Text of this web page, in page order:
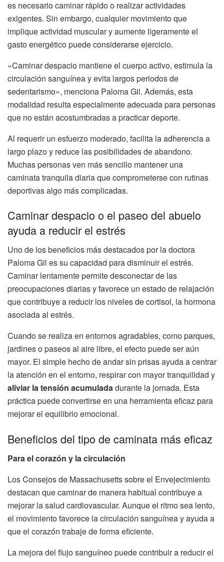
es necesario caminar rápido o realizar actividades
exigentes. Sin embargo, cualquier movimiento que
implique actividad muscular y aumente ligeramente el
gasto energético puede considerarse ejercicio.
«Caminar despacio mantiene el cuerpo activo, estimula la
circulación sanguínea y evita largos periodos de
sedentarismo», menciona Paloma Gil. Además, esta
modalidad resulta especialmente adecuada para personas
que no están acostumbradas a practicar deporte.
Al requerir un esfuerzo moderado, facilita la adherencia a
largo plazo y reduce las posibilidades de abandono.
Muchas personas ven más sencillo mantener una
caminata tranquila diaria que comprometerse con rutinas
deportivas algo más complicadas.
Caminar despacio o el paseo del abuelo
ayuda a reducir el estrés
Uno de los beneficios más destacados por la doctora
Paloma Gil es su capacidad para disminuir el estrés.
Caminar lentamente permite desconectar de las
preocupaciones diarias y favorece un estado de relajación
que contribuye a reducir los niveles de cortisol, la hormona
asociada al estrés.
Cuando se realiza en entornos agradables, como parques,
jardines o paseos al aire libre, el efecto puede ser aún
mayor. El simple hecho de andar sin prisas ayuda a centrar
la atención en el entorno, respirar con mayor tranquilidad y
aliviar la tensión acumuladadurante la jornada. Esta
práctica puede convertirse en una herramienta eficaz para
mejorar el equilibrio emocional.
Beneficios del tipo de caminata más eficaz
Para el corazón y la circulación
Los Consejos de Massachusetts sobre el Envejecimiento
destacan que caminar de manera habitual contribuye a
mejorar la salud cardiovascular. Aunque el ritmo sea lento,
el movimiento favorece la circulación sanguínea y ayuda a
que el corazón trabaje de forma eficiente.
La mejora del flujo sanguíneo puede contribuir a reducir el